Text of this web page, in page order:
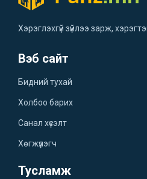
Хэрэглэхгүй зүйлээ зарж,
Вэб сайт
Бидний тухай
Холбоо барих
Санал хүсэлт
Хөгжүүлэгч
Тусламж